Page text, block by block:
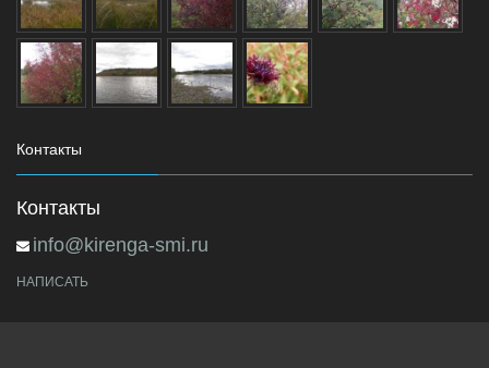
Контакты
Контакты
info@kirenga-smi.ru
НАПИСАТЬ